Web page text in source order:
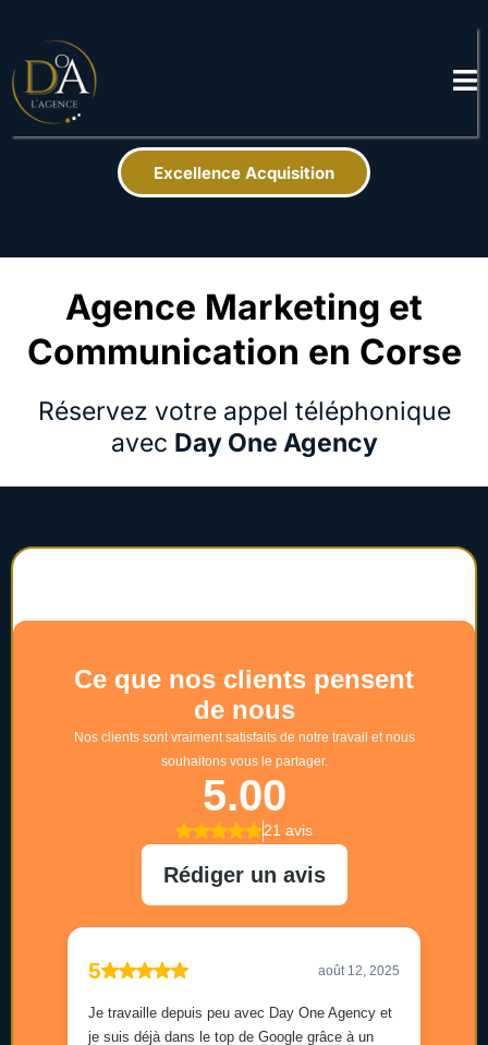
Excellence Acquisition
Agence Marketing et
Communication en Corse
Réservez votre appel téléphonique
avec Day One Agency